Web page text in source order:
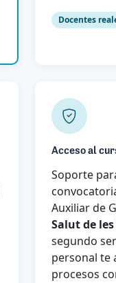
Docentes
Acceso al
Soporte
Auxiliar de
Salut de
segundo
personal te
procesos